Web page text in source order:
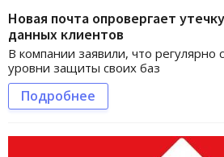
Новая почта опровергает
данных клиентов
В компании заявили, что регулярно
уровни защиты своих баз
Подробнее